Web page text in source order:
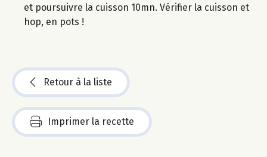
et poursuivre la cuisson 10mn. Vérifier la cuisson et
hop, en pots !
Retour à la liste
Imprimer la recette